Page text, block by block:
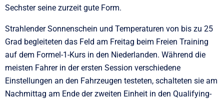
Sechster seine zurzeit gute Form.
Strahlender Sonnenschein und Temperaturen von bis zu 25
Grad begleiteten das Feld am Freitag beim Freien Training
auf dem Formel-1-Kurs in den Niederlanden. Während die
meisten Fahrer in der ersten Session verschiedene
Einstellungen an den Fahrzeugen testeten, schalteten sie am
Nachmittag am Ende der zweiten Einheit in den Qualifying-